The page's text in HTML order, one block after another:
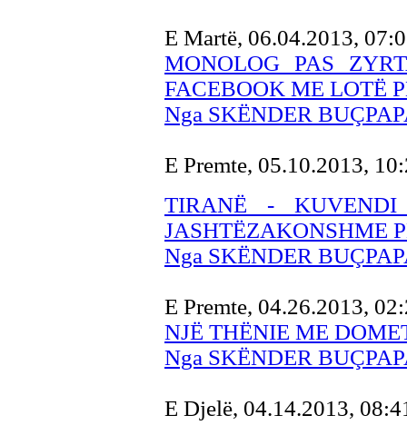
E Martë, 06.04.2013,
MONOLOG PAS
FACEBOOK ME LOTË
Nga SKËNDER
E Premte, 05.10.2013,
TIRANË -
JASHTËZAKONSHME
Nga SKËNDER
E Premte, 04.26.2013,
NJË THËNIE ME
Nga SKËNDER
E Djelë, 04.14.2013,